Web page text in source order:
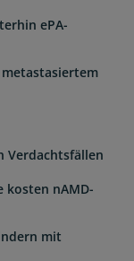
ePA-
Verdachtsfällen
kosten nAMD-
mit